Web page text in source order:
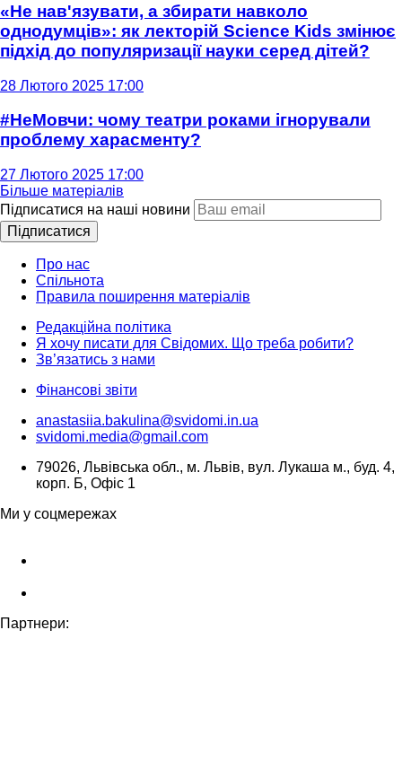
«Не нав'язувати, а збирати навколо
однодумців»: як лекторій Science Kids змінює
підхід до популяризації науки серед дітей?
28 Лютого 2025 17:00
#НеМовчи: чому театри роками ігнорували
проблему харасменту?
27 Лютого 2025 17:00
Більше матеріалів
Підписатися на наші новини
Підписатися
Про нас
Спільнота
Правила поширення матеріалів
Редакційна політика
Я хочу писати для Свідомих. Що треба робити?
Зв’язатись з нами
Фінансові звіти
anastasiia.bakulina@svidomi.in.ua
svidomi.media@gmail.com
79026, Львівська обл., м. Львів, вул. Лукаша м., буд. 4,
корп. Б, Офіс 1
Ми у соцмережах
Партнери: